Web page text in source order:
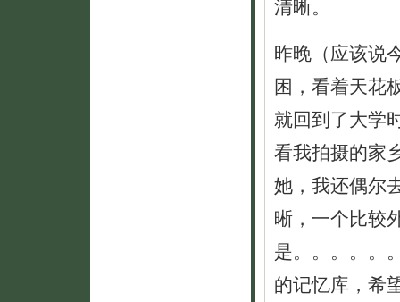
清晰。
昨晚（应该说
困，看着天花
就回到了大学
看我拍摄的家
她，我还偶尔
晰，一个比较
是。。。。。
的记忆库，希